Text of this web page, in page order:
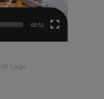
00:51